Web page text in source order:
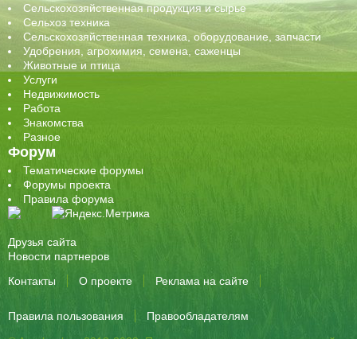
Сельскохозяйственная продукция и сырье
Сельхоз техника
Сельскохозяйственная техника, оборудование, запчасти
Удобрения, агрохимия, семена, саженцы
Животные и птица
Услуги
Недвижимость
Работа
Знакомства
Разное
Форум
Тематические форумы
Форумы проекта
Правила форума
Друзья сайта
Новости партнеров
Контакты
О проекте Реклама на сайте
Правила пользования
Правообладателям